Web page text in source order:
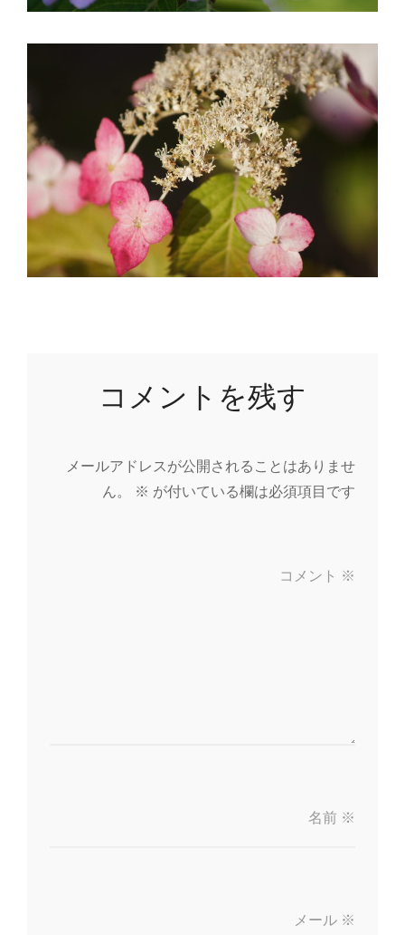
コメントを残す
メールアドレスが公開されることはありませ
ん。
※ が付いている欄は必須項目です
コメント ※
名前 ※
メール ※